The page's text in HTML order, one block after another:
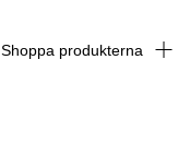
Shoppa produkterna